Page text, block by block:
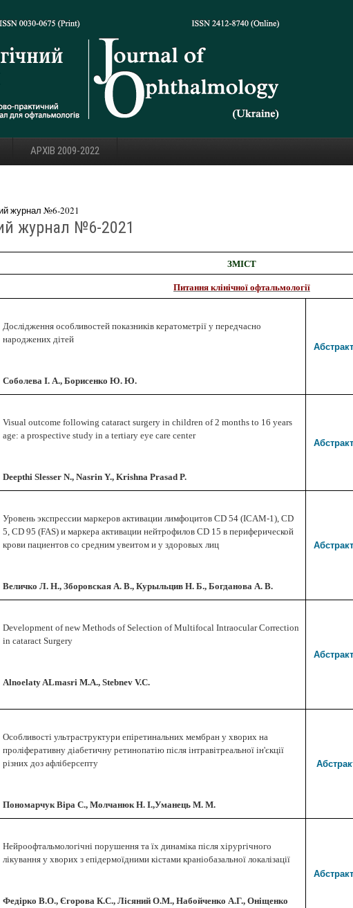
АРХІВ 2009-2022
журнал №6-2021
журнал №6-2021
ЗМІСТ
Питання клінічної офтальмології
Дослідження особливостей показників кератометрії у передчасно
народжених дітей
Соболева І. А., Борисенко Ю. Ю.
Абстракт
Visual outcome following cataract surgery in children of 2 months to 16 years
age: a prospective study in a tertiary eye care center
Deepthi Slesser N., Nasrin Y., Krishna Prasad P.
Абстракт
Уровень экспрессии маркеров активации лимфоцитов СD 54 (ICAM-1), СD
5, СD 95 (FAS) и маркера активации нейтрофилов СD 15 в периферической
крови пациентов со средним увеитом и у здоровых лиц
Величко Л. Н., Зборовская А. В., Курыльцив Н. Б., Богданова А. В.
Абстракт
Development of new Methods of Selection of Multifocal Intraocular Correction
in cataract Surgery
Alnoelaty ALmasri M.A., Stebnev V.C.
Абстракт
Особливості ультраструктури епіретинальних мембран у хворих на
проліферативну діабетичну ретинопатію після інтравітреальної ін'єкції
різних доз афліберсепту
Пономарчук Віра С., Молчанюк Н. І.,Уманець М. М.
Нейроофтальмологічні порушення та їх динаміка після хірургічного
лікування у хворих з епідермоїдними кістами краніобазальної локалізації
Федірко В.О., Єгорова К.С., Лісяний О.М., Набойченко А.Г., Оніщенко
Абстракт